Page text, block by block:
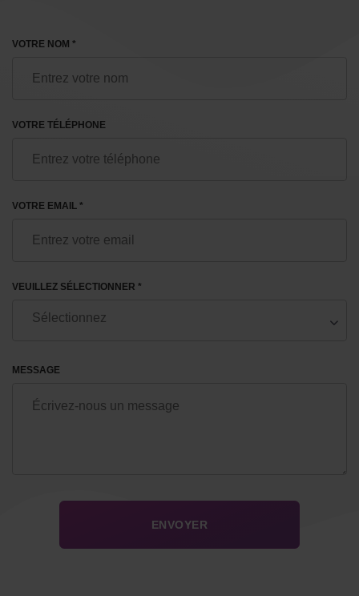
VOTRE NOM *
VOTRE TÉLÉPHONE
VOTRE EMAIL *
VEUILLEZ SÉLECTIONNER *
MESSAGE